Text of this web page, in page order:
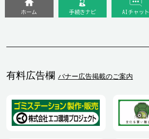
有料広告欄 バナー広告掲載のご案内
ホーム 手続きナビ AIチャット